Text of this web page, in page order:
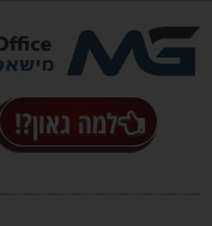
למה גאון?!